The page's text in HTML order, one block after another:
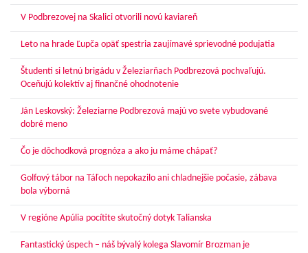
V Podbrezovej na Skalici otvorili novú kaviareň
Leto na hrade Ľupča opäť spestria zaujímavé sprievodné podujatia
Študenti si letnú brigádu v Železiarňach Podbrezová pochvaľujú.
Oceňujú kolektív aj finančné ohodnotenie
Ján Leskovský: Železiarne Podbrezová majú vo svete vybudované
dobré meno
Čo je dôchodková prognóza a ako ju máme chápať?
Golfový tábor na Táľoch nepokazilo ani chladnejšie počasie, zábava
bola výborná
V regióne Apúlia pocítite skutočný dotyk Talianska
Fantastický úspech – náš bývalý kolega Slavomír Brozman je